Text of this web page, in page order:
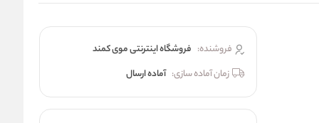
فروشنده: فروشگاه اینترنتی موی کمند
زمان آماده سازی: آماده ارسال